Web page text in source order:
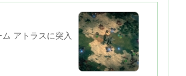
アトラスに突入